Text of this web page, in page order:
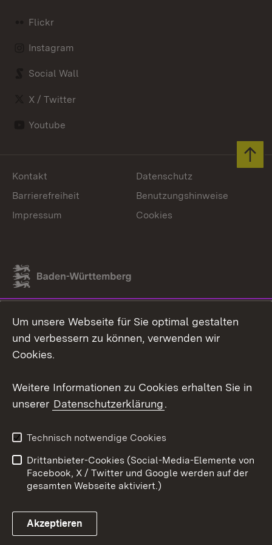
Flickr
Instagram
Social Wall
X / Twitter
Youtube
Link zum Landesportal
Kontakt
Datenschutz
Barrierefreiheit
Benutzungshinweise
Impressum
Cookies
Um unsere Webseite für Sie optimal gestalten
und verbessern zu können, verwenden wir
Cookies.
Weitere Informationen zu Cookies erhalten Sie in
unserer Datenschutzerklärung.
Technisch notwendige Cookies
Drittanbieter-Cookies (Social-Media-Elemente von
Facebook, X / Twitter und Google werden auf der
gesamten Webseite aktiviert.)
Akzeptieren